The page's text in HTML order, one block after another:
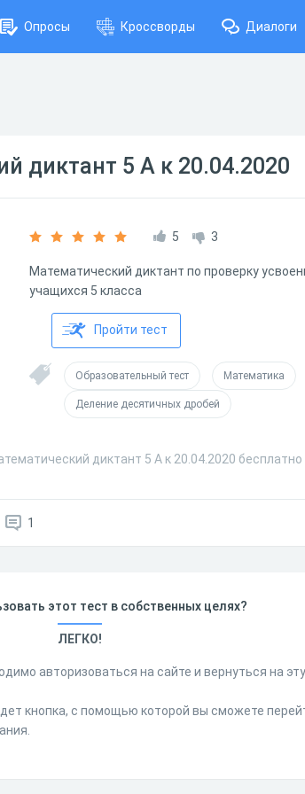
Опросы Кроссворды Диалоги
диктант 5 А к 20.04.2020
5 3
Математический диктант по проверку
учащихся 5 класса
Пройти тест
Образовательный тест Математика
Деление десятичных дробей
диктант 5 А к 20.04.2020
1
этот тест в собственных целях?
ЛЕГКО!
авторизоваться на сайте и вернуться на эту
кнопка, с помощью которой вы сможете